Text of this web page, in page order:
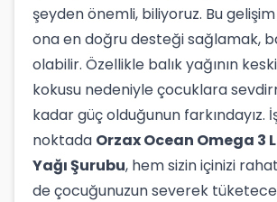
şeyden önemli, biliyoruz. Bu
ona en doğru desteği sağlamak,
olabilir. Özellikle balık yağının
kokusu nedeniyle çocuklara
kadar güç olduğunun farkındayız.
noktada Orzax Ocean Omega 3
Yağı Şurubu, hem sizin içinizi
de çocuğunuzun severek